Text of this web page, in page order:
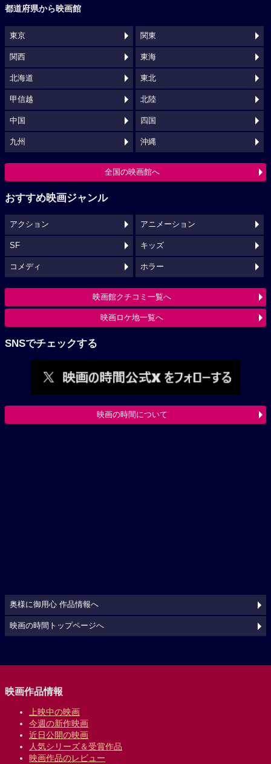
都道府県から映画館
東京 関東
関西 東海
北海道 東北
甲信越 北陸
中国 四国
九州 沖縄
全国の映画館へ
おすすめ映画ジャンル
アクション アニメーション
SF キッズ
コメディ ホラー
映画館クチコミ一覧へ
映画ロケ地一覧へ
SNSでチェックする
映画の時間について
奥様に御用心 作品情報へ
映画の時間トップページへ
映画作品情報
上映中の映画
今週の新作映画
近日公開の映画
人気シリーズ＆受賞作品
映画作品のレビュー